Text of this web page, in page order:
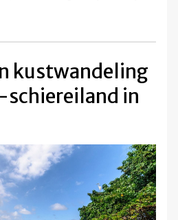
kustwandeling
schiereiland in